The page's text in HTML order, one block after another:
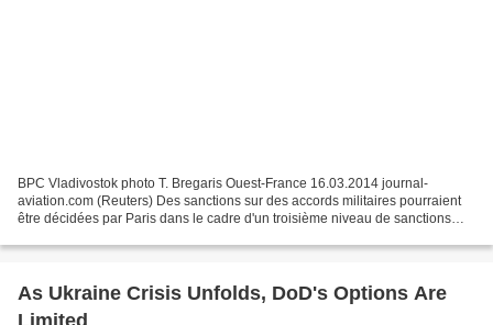
BPC Vladivostok photo T. Bregaris Ouest-France 16.03.2014 journal-
aviation.com (Reuters) Des sanctions sur des accords militaires pourraient
être décidées par Paris dans le cadre d'un troisième niveau de sanctions
As Ukraine Crisis Unfolds, DoD's Options Are